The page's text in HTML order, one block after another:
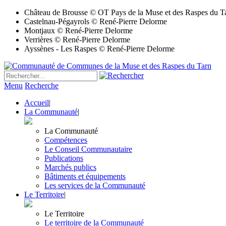
Château de Brousse © OT Pays de la Muse et des Raspes du
Castelnau-Pégayrols © René-Pierre Delorme
Montjaux © René-Pierre Delorme
Verrières © René-Pierre Delorme
Ayssènes - Les Raspes © René-Pierre Delorme
Menu Recherche
Accueil|
La Communauté|
La Communauté
Compétences
Le Conseil Communautaire
Publications
Marchés publics
Bâtiments et équipements
Les services de la Communauté
Le Territoire|
Le Territoire
Le territoire de la Communauté